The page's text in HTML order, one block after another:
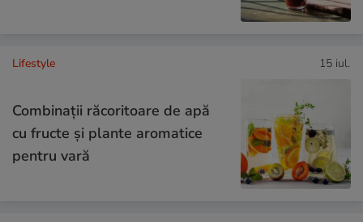
Lifestyle 15 iul.
Combinaţii răcoritoare de apă
cu fructe şi plante aromatice
pentru vară